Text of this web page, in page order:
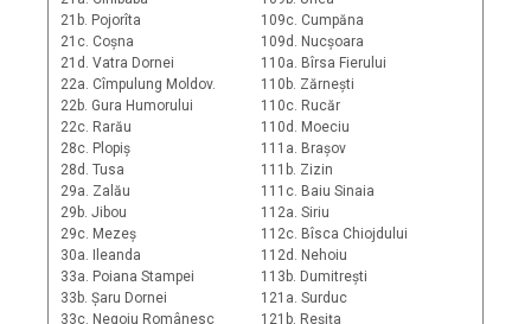
21b. Pojorîta
21c. Coșna
21d. Vatra Dornei
22a. Cîmpulung Moldov.
22b. Gura Humorului
22c. Rarău
28c. Plopiș
28d. Tusa
29a. Zalău
29b. Jibou
29c. Mezeș
30a. Ileanda
33a. Poiana Stampei
33b. Șaru Dornei
33c. Negoiu Românesc
109c. Cumpăna
109d. Nucșoara
110a. Bîrsa Fierului
110b. Zărnești
110c. Rucăr
110d. Moeciu
111a. Brașov
111b. Zizin
111c. Baiu Sinaia
112a. Siriu
112c. Bîsca Chiojdului
112d. Nehoiu
113b. Dumitrești
121a. Surduc
121b. Reșița